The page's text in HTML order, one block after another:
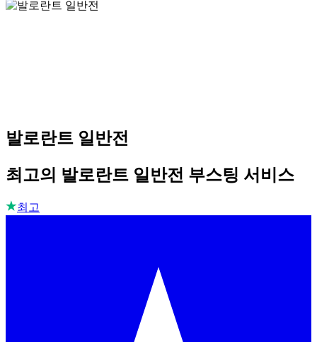
발로란트 일반전
최고의 발로란트 일반전 부스팅 서비스
최고